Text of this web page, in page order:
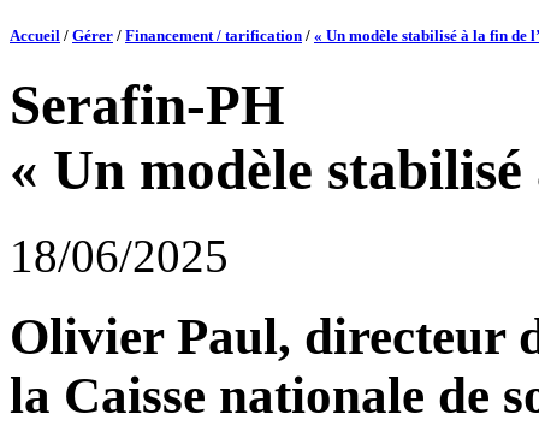
Accueil / Gérer / Financement / tarification / « Un modèle stabilisé à la fin de
Serafin-PH
« Un modèle
18/06/2025
Olivier Paul, directeur
la Caisse nationale de